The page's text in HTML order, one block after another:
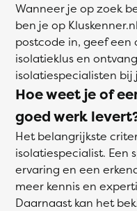
Wanneer je op zoek
ben je op
postcode in, geef een
isolatieklus en
isolatiespecialisten bij
Hoe weet je of
goed werk
Het belangrijkste
isolatiespecialist. Een
ervaring en een
meer kennis en
Daarnaast kan het